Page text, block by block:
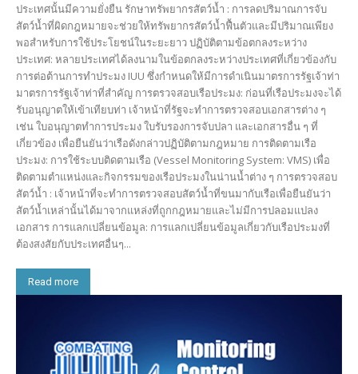
ประเทศนั้นมีความยั่งยืน รักษาทรัพยากรสัตว์นํ้า : การลดปริมาณการจับ
สัตว์น้ำที่ผิดกฎหมายจะช่วยให้ทรัพยากรสัตว์น้ำฟื้นตัวและมีปริมาณเพียง
พอสำหรับการใช้ประโยชน์ในระยะยาว ปฏิบัติตามข้อตกลงระหว่าง
ประเทศ: หลายประเทศได้ลงนามในข้อตกลงระหว่างประเทศที่เกี่ยวข้องกับ
การต่อต้านการทำประมง IUU ซึ่งกำหนดให้มีการดำเนินมาตรการรัฐเจ้าท่า
มาตรการรัฐเจ้าท่าที่สำคัญ การตรวจสอบเรือประมง: ก่อนที่เรือประมงจะได้
รับอนุญาตให้เข้าเทียบท่า เจ้าหน้าที่รัฐจะทำการตรวจสอบเอกสารต่าง ๆ
เช่น ใบอนุญาตทำการประมง ใบรับรองการจับปลา และเอกสารอื่น ๆ ที่
เกี่ยวข้อง เพื่อยืนยันว่าเรือดังกล่าวปฏิบัติตามกฎหมาย การติดตามเรือ
ประมง: การใช้ระบบติดตามเรือ (Vessel Monitoring System: VMS) เพื่อ
ติดตามตำแหน่งและกิจกรรมของเรือประมงในน่านน้ำต่าง ๆ การตรวจสอบ
สัตว์น้ำ : เจ้าหน้าที่จะทำการตรวจสอบสัตว์น้ำที่ขนมากับเรือเพื่อยืนยันว่า
สัตว์น้ำเหล่านั้นได้มาจากแหล่งที่ถูกกฎหมายและไม่มีการปลอมแปลง
เอกสาร การแลกเปลี่ยนข้อมูล: การแลกเปลี่ยนข้อมูลเกี่ยวกับเรือประมงที่
ต้องสงสัยกับประเทศอื่นๆ...
Read more